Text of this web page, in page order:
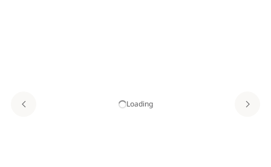
Loading